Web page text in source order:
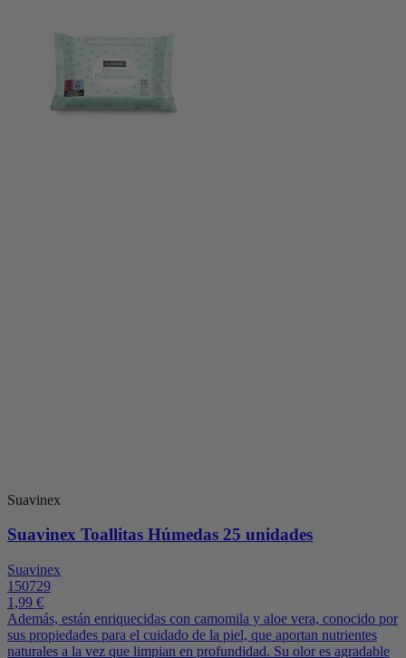
Suavinex
Suavinex Toallitas Húmedas 25 unidades
Suavinex
150729
1,99 €
Además, están enriquecidas con camomila y aloe vera, conocido por
sus propiedades para el cuidado de la piel, que aportan nutrientes
naturales a la vez que limpian en profundidad. Su olor es agradable